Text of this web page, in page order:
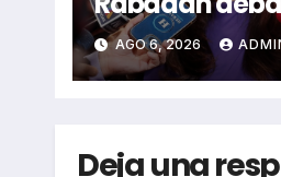
fracking y la
neutralidad de
programas
AGO 6, 2026
Deja una